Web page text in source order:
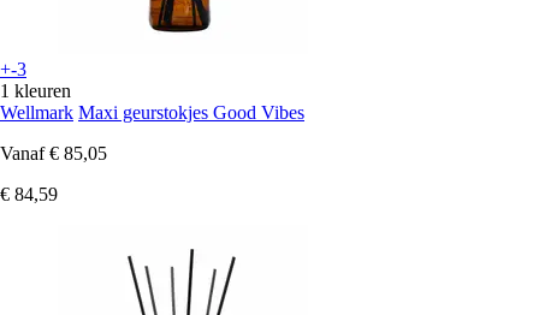
+-3
1 kleuren
Wellmark Maxi geurstokjes Good Vibes
Vanaf € 85,05
€ 84,59